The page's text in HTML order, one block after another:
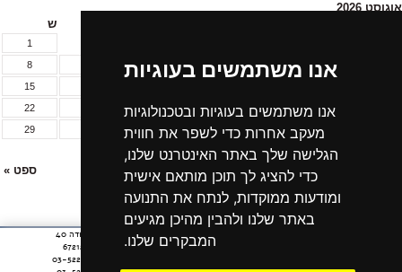
אנו משתמשים בעוגיות
אנו משתמשים בעוגיות ובטכנולוגיות
מעקב אחרות כדי לשפר את חווית
הגלישה שלך באתר האינטרנט שלנו,
כדי להציג לך תוכן מותאם אישית
ומודעות ממוקדות, לנתח את התנועה
באתר שלנו ולהבין מהיכן מגיעים
המבקרים שלנו.
אוגוסט 2026
ש
1
3
4
5
6
8
15
17
18
19
20
22
24
25
26
27
29
31
ספט »
לכל אירועי החודש »
באפשרותך
ארכיון חדשות
ארכיון ניוזלטר
הצהרת נגישות
רחוב יצחק שדה 40
תל אביב 6721210